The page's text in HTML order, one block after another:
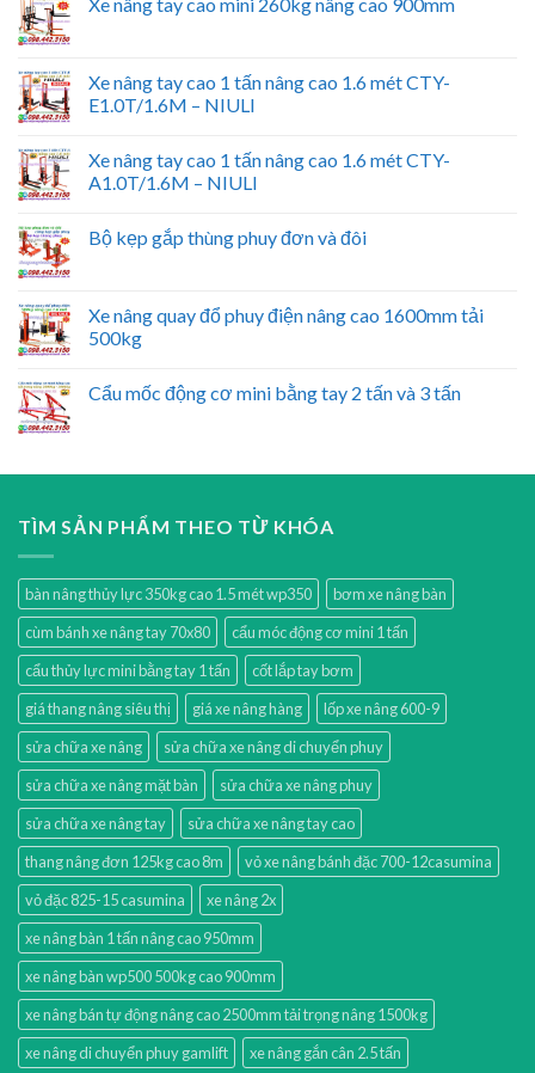
Xe nâng tay cao 1 tấn nâng cao 1.6 mét CTY-
E1.0T/1.6M – NIULI
Xe nâng tay cao 1 tấn nâng cao 1.6 mét CTY-
A1.0T/1.6M – NIULI
Bộ kẹp gắp thùng phuy đơn và đôi
Xe nâng quay đổ phuy điện nâng cao 1600mm tải
500kg
Cẩu mốc động cơ mini bằng tay 2 tấn và 3 tấn
TÌM SẢN PHẨM THEO TỪ KHÓA
bàn nâng thủy lực 350kg cao 1.5 mét wp350
bơm xe nâng bàn
cùm bánh xe nâng tay 70x80
cẩu móc động cơ mini 1 tấn
cẩu thủy lực mini bằng tay 1 tấn
cốt lắp tay bơm
giá thang nâng siêu thị
giá xe nâng hàng
lốp xe nâng 600-9
sửa chữa xe nâng
sửa chữa xe nâng di chuyển phuy
sửa chữa xe nâng mặt bàn
sửa chữa xe nâng phuy
sửa chữa xe nâng tay
sửa chữa xe nâng tay cao
thang nâng đơn 125kg cao 8m
vỏ xe nâng bánh đặc 700-12casumina
vỏ đặc 825-15 casumina
xe nâng 2x
xe nâng bàn 1 tấn nâng cao 950mm
xe nâng bàn wp500 500kg cao 900mm
xe nâng bán tự động nâng cao 2500mm tải trọng nâng 1500kg
xe nâng di chuyển phuy gamlift
xe nâng gắn cân 2.5 tấn